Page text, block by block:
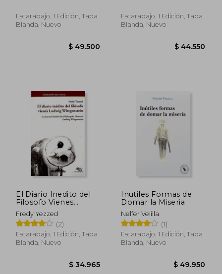
Rápido
30%
dcto.
Rápido
Escarabajo, 1 Edición, Tapa
Blanda, Nuevo
Escarabajo, 1 Edición, Tapa
Blanda, Nuevo
El Diario Inedito del
Filosofo Vienes
Ludwig Wittgenstein
Fredy Yezzed
(2)
Escarabajo, 1 Edición, Tapa
Blanda, Nuevo
Inutiles Formas de
Domar la Miseria
Nelfer Velilla
(1)
Escarabajo, 1 Edición, Tapa
Blanda, Nuevo